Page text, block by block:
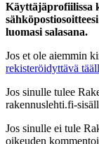
Käyttäjäprofiilissa
luomasi salasana.
Jos et ole aiemmin
rekisteröidyttävä
Jos sinulle tulee
rakennuslehti.fi-
Jos sinulle ei tule
oikeuden